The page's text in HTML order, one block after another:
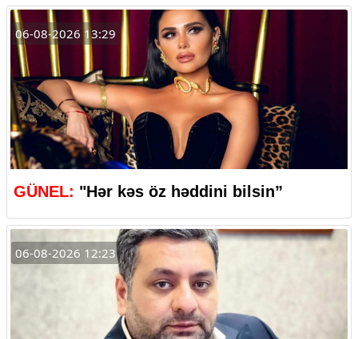
06-08-2026 13:29
GÜNEL: "Hər kəs öz həddini bilsin”
06-08-2026 12:23